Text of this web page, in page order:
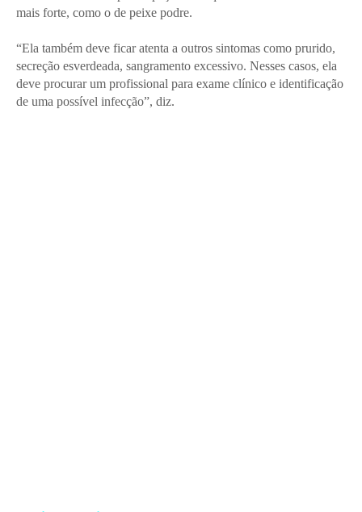
mais forte, como o de peixe podre.
“Ela também deve ficar atenta a outros sintomas como prurido,
secreção esverdeada, sangramento excessivo. Nesses casos, ela
deve procurar um profissional para exame clínico e identificação
de uma possível infecção”, diz.